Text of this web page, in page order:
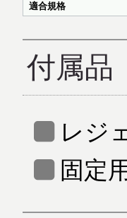
適合規格
付属品
レジ
固定